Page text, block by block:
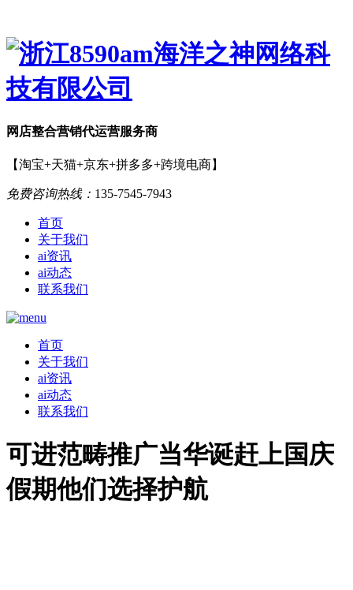
网店整合营销代运营服务商
【淘宝+天猫+京东+拼多多+跨境电商】
免费咨询热线： 135-7545-7943
首页
关于我们
ai资讯
ai动态
联系我们
首页
关于我们
ai资讯
ai动态
联系我们
可进范畴推广当华诞赶上国庆
假期他们选择护航